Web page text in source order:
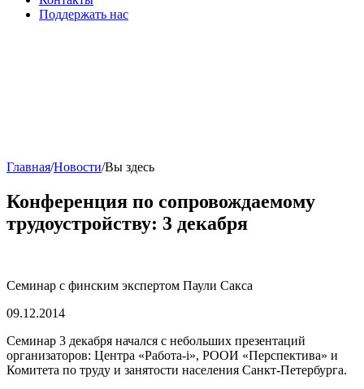
Поддержать нас
Главная/Новости/Вы здесь
Конференция по сопровождаемому
трудоустройству: 3 декабря
Семинар с финским экспертом Паули Сакса
09.12.2014
Семинар 3 декабря начался с небольших презентаций
организаторов: Центра «Работа-i», РООИ «Перспектива» и
Комитета по труду и занятости населения Санкт-Петербурга.